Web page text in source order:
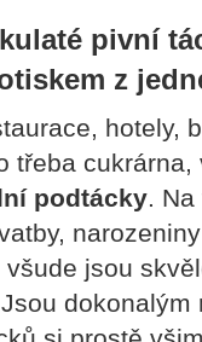
pivní
z
hotely,
třeba cukrárna,
podtácky.
narozeniny
jsou
dokonalým